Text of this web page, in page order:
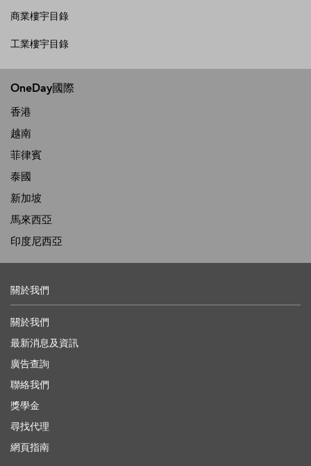
商業樓宇目錄
工業樓宇目錄
OneDay國際
香港
越南
菲律賓
泰國
新加坡
馬來西亞
印度尼西亞
關於我們
關於我們
最新消息及資訊
廣告查詢
聯絡我們
獎學金
尋找代理
網頁指南